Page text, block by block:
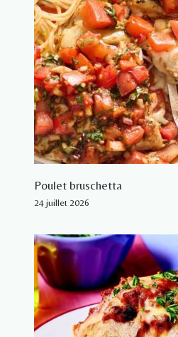
Poulet bruschetta
24 juillet 2026